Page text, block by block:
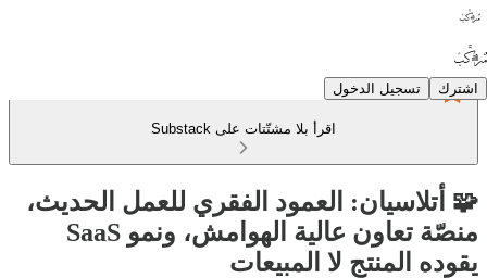
اشترك تسجيل الدخول
اقرأ بلا مشتّتات على Substack
🧩 أتلاسيان: العمود الفقري للعمل الحديث،
منصّة تعاون عالية الهوامش، ونمو SaaS
يقوده المنتج لا المبيعات